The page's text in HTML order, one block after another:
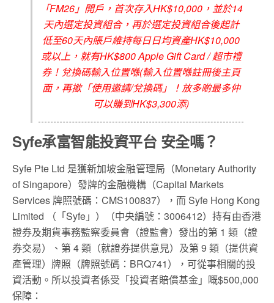
「FM26」開戶，首次存入HK$10,000，並於14
天內選定投資組合，再於選定投資組合後起計
低至60天內賬戶維持每日日均資產HK$10,000
或以上，就有HK$800 Apple Gift Card / 超市禮
券！兌換碼輸入位置喺(輸入位置喺註冊後主頁
面，再撳「使用邀請/兌換碼」！放多啲最多仲
可以賺到HK$3,300添)
Syfe承富智能投資平台 安全嗎？
Syfe Pte Ltd 是獲新加坡金融管理局（Monetary Authority
of Singapore）發牌的金融機構（Capital Markets
Services 牌照號碼：CMS100837），而 Syfe Hong Kong
Limited （「Syfe」）（中央編號：3006412）持有由香港
證券及期貨事務監察委員會（證監會）發出的第 1 類（證
券交易）、第 4 類（就證券提供意見）及第 9 類（提供資
產管理）牌照（牌照號碼：BRQ741），可從事相關的投
資活動。所以投資者係受「投資者賠償基金」嘅$500,000
保障：